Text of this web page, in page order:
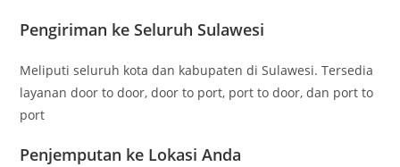
Pengiriman ke Seluruh Sulawesi
Meliputi seluruh kota dan kabupaten di Sulawesi. Tersedia
layanan door to door, door to port, port to door, dan port to
port
Penjemputan ke Lokasi Anda